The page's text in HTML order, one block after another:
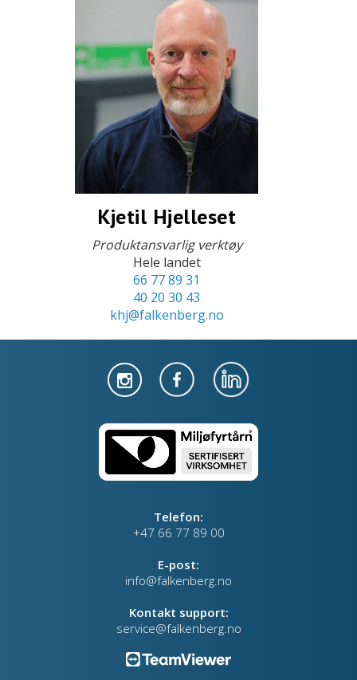
Kjetil Hjelleset
Produktansvarlig verktøy
Hele landet
66 77 89 31
40 20 30 43
khj@falkenberg.no
Telefon:
+47 66 77 89 00
E-post:
info@falkenberg.no
Kontakt support:
service@falkenberg.no